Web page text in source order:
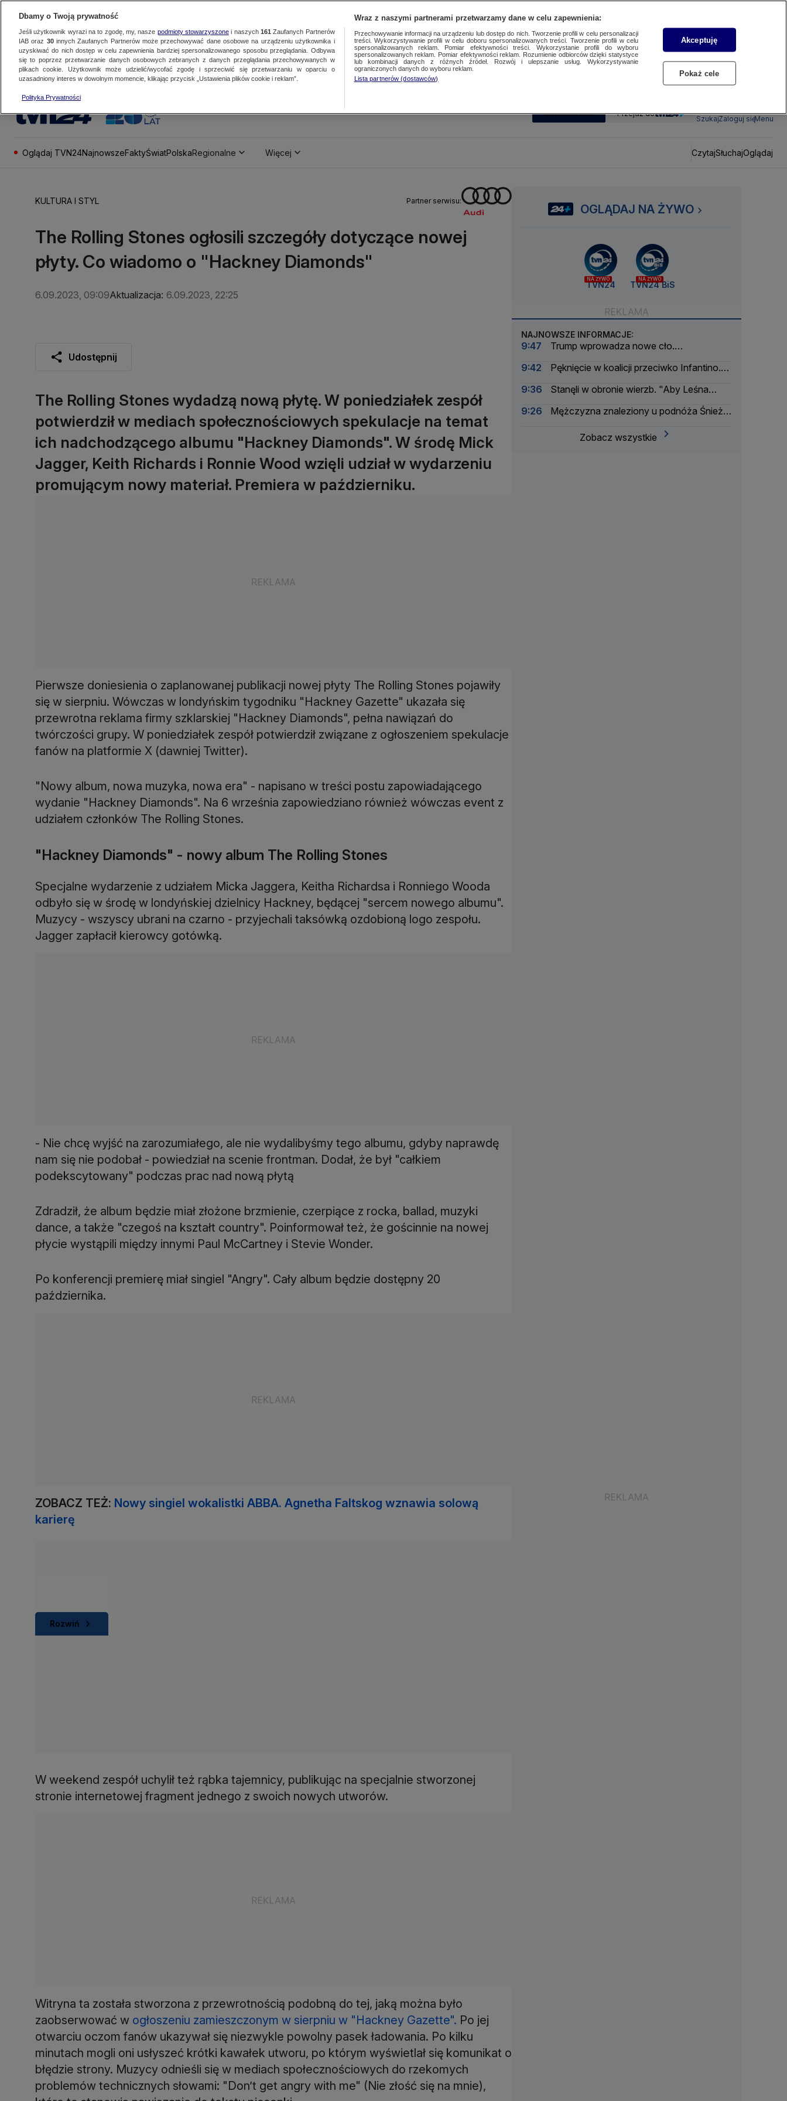
SUBSKRYBUJ Przejdź do
SzukajZaloguj sięMenu
Oglądaj TVN24NajnowszeFaktyŚwiatPolskaRegionalne Więcej CzytajSłuchajOglądaj
KULTURA I STYL Partner serwisu:
The Rolling Stones ogłosili szczegóły dotyczące nowej
płyty. Co wiadomo o "Hackney Diamonds"
6.09.2023, 09:09Aktualizacja: 6.09.2023, 22:25
Udostępnij
The Rolling Stones wydadzą nową płytę. W poniedziałek zespół
potwierdził w mediach społecznościowych spekulacje na temat
ich nadchodzącego albumu "Hackney Diamonds". W środę Mick
Jagger, Keith Richards i Ronnie Wood wzięli udział w wydarzeniu
promującym nowy materiał. Premiera w październiku.
Pierwsze doniesienia o zaplanowanej publikacji nowej płyty The Rolling Stones pojawiły
się w sierpniu. Wówczas w londyńskim tygodniku "Hackney Gazette" ukazała się
przewrotna reklama firmy szklarskiej "Hackney Diamonds", pełna nawiązań do
twórczości grupy. W poniedziałek zespół potwierdził związane z ogłoszeniem spekulacje
fanów na platformie X (dawniej Twitter).
"Nowy album, nowa muzyka, nowa era" - napisano w treści postu zapowiadającego
wydanie "Hackney Diamonds". Na 6 września zapowiedziano również wówczas event z
udziałem członków The Rolling Stones.
"Hackney Diamonds" - nowy album The Rolling Stones
Specjalne wydarzenie z udziałem Micka Jaggera, Keitha Richardsa i Ronniego Wooda
odbyło się w środę w londyńskiej dzielnicy Hackney, będącej "sercem nowego albumu".
Muzycy - wszyscy ubrani na czarno - przyjechali taksówką ozdobioną logo zespołu.
Jagger zapłacił kierowcy gotówką.
- Nie chcę wyjść na zarozumiałego, ale nie wydalibyśmy tego albumu, gdyby naprawdę
nam się nie podobał - powiedział na scenie frontman. Dodał, że był "całkiem
podekscytowany" podczas prac nad nową płytą
Zdradził, że album będzie miał złożone brzmienie, czerpiące z rocka, ballad, muzyki
dance, a także "czegoś na kształt country". Poinformował też, że gościnnie na nowej
płycie wystąpili między innymi Paul McCartney i Stevie Wonder.
Po konferencji premierę miał singiel "Angry". Cały album będzie dostępny 20
października.
ZOBACZ TEŻ: Nowy singiel wokalistki ABBA. Agnetha Faltskog wznawia solową
karierę
Rozwiń
W weekend zespół uchylił też rąbka tajemnicy, publikując na specjalnie stworzonej
stronie internetowej fragment jednego z swoich nowych utworów.
Witryna ta została stworzona z przewrotnością podobną do tej, jaką można było
zaobserwować w ogłoszeniu zamieszczonym w sierpniu w "Hackney Gazette". Po jej
otwarciu oczom fanów ukazywał się niezwykle powolny pasek ładowania. Po kilku
minutach mogli oni usłyszeć krótki kawałek utworu, po którym wyświetlał się komunikat o
błędzie strony. Muzycy odnieśli się w mediach społecznościowych do rzekomych
problemów technicznych słowami: "Don’t get angry with me" (Nie złość się na mnie),
OGLĄDAJ NA ŻYWO
NA ŻYWO
TVN24
NA ŻYWO
TVN24 BiS
NAJNOWSZE INFORMACJE:
9:47
Trump wprowadza nowe cło.
9:42
Pęknięcie w koalicji przeciwko Infantino.
9:36
Stanęli w obronie wierzb. "Aby Leśna
9:26
Mężczyzna znaleziony u podnóża Śnieżki.
Zobacz wszystkie
Dbamy o Twoją prywatność
Jeśli użytkownik wyrazi na to zgodę, my, nasze podmioty stowarzyszonei naszych 161 Zaufanych Partnerów
IAB oraz 30innych Zaufanych Partnerów może przechowywać dane osobowe na urządzeniu użytkownika i
uzyskiwać do nich dostęp w celu zapewnienia bardziej spersonalizowanego sposobu przeglądania. Odbywa
się to poprzez przetwarzanie danych osobowych zebranych z danych przeglądania przechowywanych w
plikach cookie. Użytkownik może udzielić/wycofać zgodę i sprzeciwić się przetwarzaniu w oparciu o
uzasadniony interes w dowolnym momencie, klikając przycisk „Ustawienia plików cookie i reklam”.
Polityka Prywatności
Wraz z naszymi partnerami przetwarzamy dane w celu zapewnienia:
Przechowywanie informacji na urządzeniu lub dostęp do nich. Tworzenie profili w celu personalizacji
treści. Wykorzystywanie profili w celu doboru spersonalizowanych treści. Tworzenie profili w celu
spersonalizowanych reklam. Pomiar efektywności treści. Wykorzystanie profili do wyboru
spersonalizowanych reklam. Pomiar efektywności reklam. Rozumienie odbiorców dzięki statystyce
lub kombinacji danych z różnych źródeł. Rozwój i ulepszanie usług. Wykorzystywanie
ograniczonych danych do wyboru reklam.
Lista partnerów (dostawców)
Akceptuję
Pokaż cele